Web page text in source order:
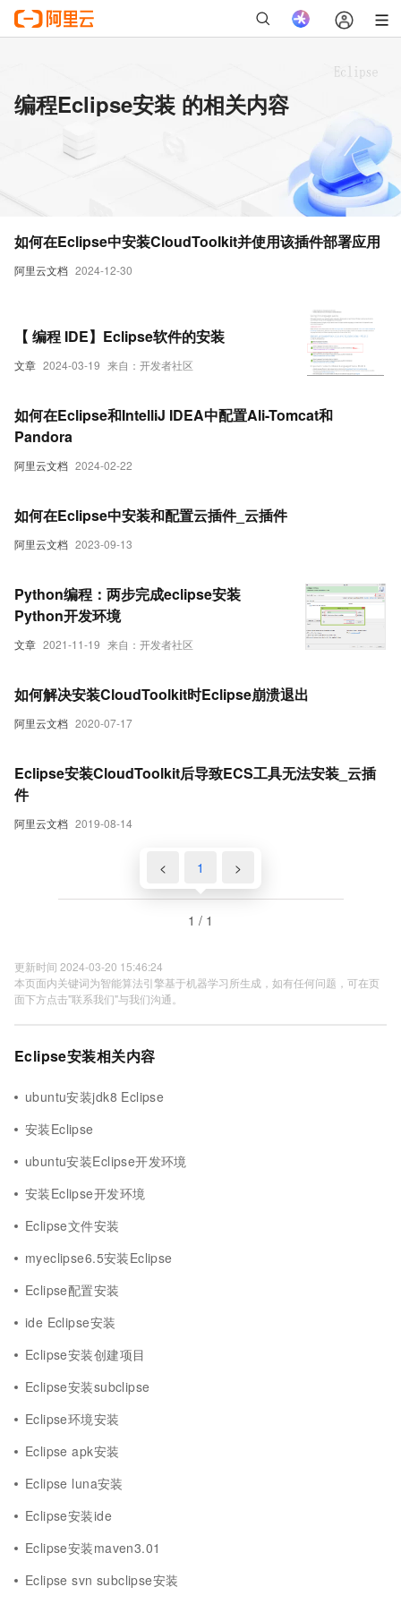
编程Eclipse安装 的相关内容
阿里云文档 2024-12-30
如何在Eclipse中安装CloudToolkit并使用该插件部署应用
文章 2024-03-19 来自：开发者社区
【 编程 IDE】Eclipse软件的安装
阿里云文档 2024-02-22
如何在Eclipse和IntelliJ IDEA中配置Ali-Tomcat和
Pandora
阿里云文档 2023-09-13
如何在Eclipse中安装和配置云插件_云插件
文章 2021-11-19 来自：开发者社区
Python编程：两步完成eclipse安装
Python开发环境
阿里云文档 2020-07-17
如何解决安装CloudToolkit时Eclipse崩溃退出
阿里云文档 2019-08-14
Eclipse安装CloudToolkit后导致ECS工具无法安装_云插
件
< 1 >
1 / 1
更新时间 2024-03-20 15:46:24
本页面内关键词为智能算法引擎基于机器学习所生成，如有任何问题，可在页
面下方点击"联系我们"与我们沟通。
Eclipse安装相关内容
ubuntu安装jdk8 Eclipse
安装Eclipse
ubuntu安装Eclipse开发环境
安装Eclipse开发环境
Eclipse文件安装
myeclipse6.5安装Eclipse
Eclipse配置安装
ide Eclipse安装
Eclipse安装创建项目
Eclipse安装subclipse
Eclipse环境安装
Eclipse apk安装
Eclipse luna安装
Eclipse安装ide
Eclipse安装maven3.01
Eclipse svn subclipse安装